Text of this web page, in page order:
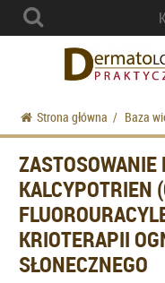
Strona główna / Baza
KALCYPOTRIEN
KRIOTERAPII
SŁONECZNEGO